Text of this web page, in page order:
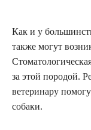
Как и у
также могут
за этой породой.
ветеринару
собаки.